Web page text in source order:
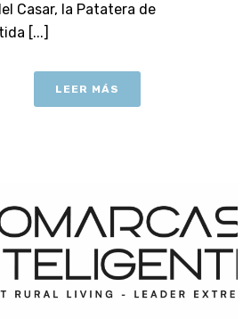
Casar, la Patatera de
[...]
LEER MÁS